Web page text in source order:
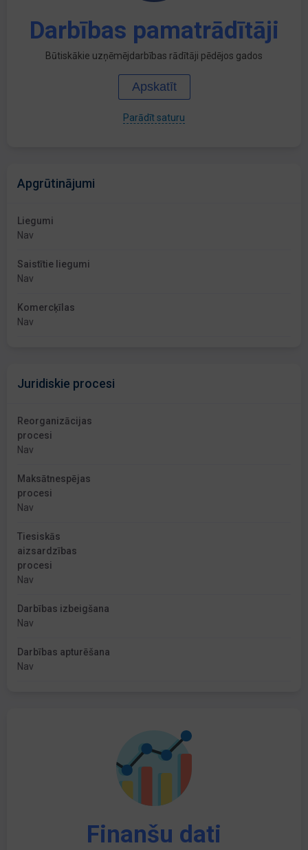
Darbības pamatrādītāji
Būtiskākie uzņēmējdarbības rādītāji pēdējos gados
Apskatīt
Parādīt saturu
Apgrūtinājumi
Liegumi
Nav
Saistītie liegumi
Nav
Komercķīlas
Nav
Juridiskie procesi
Reorganizācijas
procesi
Nav
Maksātnespējas
procesi
Nav
Tiesiskās
aizsardzības
procesi
Nav
Darbības izbeigšana
Nav
Darbības apturēšana
Nav
Finanšu dati